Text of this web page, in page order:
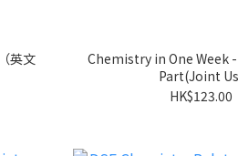
英文
Chemistry in One Week
Part(Joint
HK$123.00